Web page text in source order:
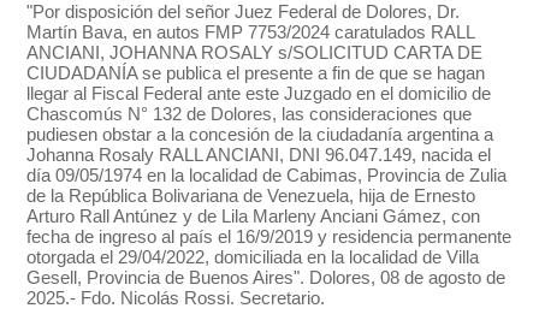
"Por disposición del señor Juez Federal de Dolores, Dr.
Martín Bava, en autos FMP 7753/2024 caratulados RALL
ANCIANI, JOHANNA ROSALY s/SOLICITUD CARTA DE
CIUDADANÍA se publica el presente a fin de que se hagan
llegar al Fiscal Federal ante este Juzgado en el domicilio de
Chascomús N° 132 de Dolores, las consideraciones que
pudiesen obstar a la concesión de la ciudadanía argentina a
Johanna Rosaly RALL ANCIANI, DNI 96.047.149, nacida el
día 09/05/1974 en la localidad de Cabimas, Provincia de Zulia
de la República Bolivariana de Venezuela, hija de Ernesto
Arturo Rall Antúnez y de Lila Marleny Anciani Gámez, con
fecha de ingreso al país el 16/9/2019 y residencia permanente
otorgada el 29/04/2022, domiciliada en la localidad de Villa
Gesell, Provincia de Buenos Aires". Dolores, 08 de agosto de
2025.- Fdo. Nicolás Rossi. Secretario.